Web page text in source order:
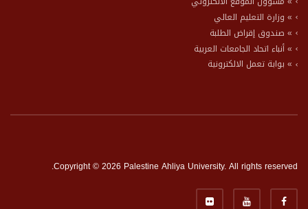
» وزارة التعليم العالي
» صندوق إقراض الطلبة
» أنباء اتحاد الجامعات العربية
» بوابة تعمل الالكترونية
Copyright © 2026 Palestine Ahliya University. All rights reserved.